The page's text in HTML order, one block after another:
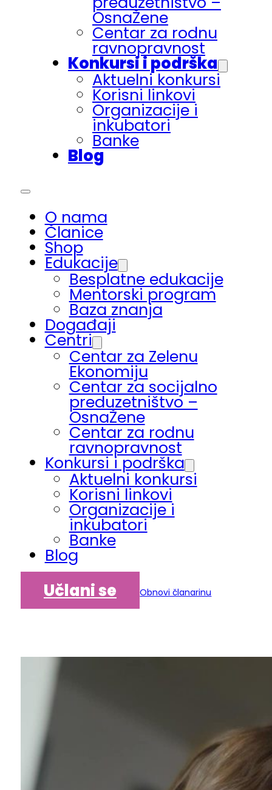
OsnaŽene
Centar za rodnu
ravnopravnost
Konkursi i podrška
Aktuelni konkursi
Korisni linkovi
Organizacije i
inkubatori
Banke
Blog
O nama
Članice
Shop
Edukacije
Besplatne edukacije
Mentorski program
Baza znanja
Događaji
Centri
Centar za Zelenu
Ekonomiju
Centar za socijalno
preduzetništvo –
OsnaŽene
Centar za rodnu
ravnopravnost
Konkursi i podrška
Aktuelni konkursi
Korisni linkovi
Organizacije i
inkubatori
Banke
Blog
Učlani se
Obnovi članarinu